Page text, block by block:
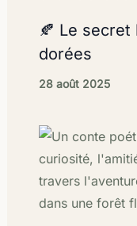
🍂 Le
dorées
28 août 2025